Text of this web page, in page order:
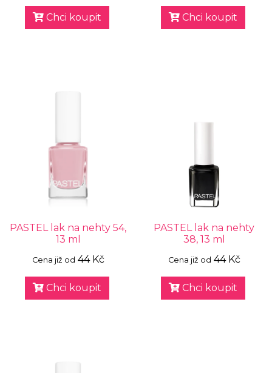
Chci koupit Chci koupit
PASTEL lak na nehty 54,
13 ml
Cena již od 44 Kč
Chci koupit
PASTEL lak na nehty
38, 13 ml
Cena již od 44 Kč
Chci koupit